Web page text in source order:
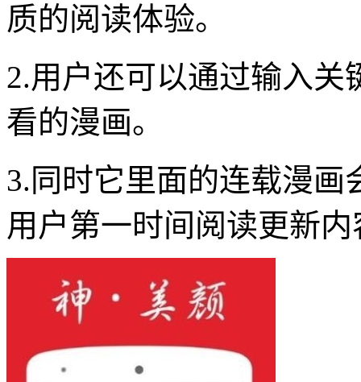
质的阅读体验。
2.用户还可以通过输入
看的漫画。
3.同时它里面的连载漫
用户第一时间阅读更新内